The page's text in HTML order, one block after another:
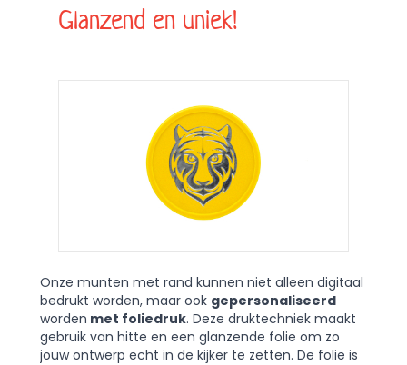
Glanzend en uniek!
Onze munten met rand kunnen niet alleen digitaal
bedrukt worden, maar ook gepersonaliseerd
worden met foliedruk. Deze druktechniek maakt
gebruik van hitte en een glanzende folie om zo
jouw ontwerp echt in de kijker te zetten. De folie is